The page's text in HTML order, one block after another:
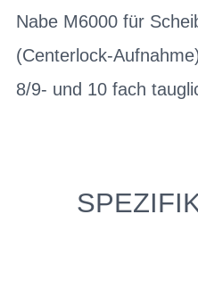
Nabe M6000 für
(Centerlock-
8/9- und 10 fach